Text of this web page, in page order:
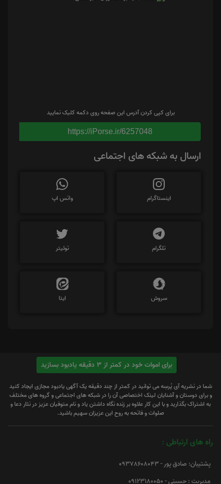
برای کپی کردن آدرس این صفحه روی دکمه کلیک نمایید
https://iPorse.ir/6257048
ارسال به شبکه های اجتماعی
اینستاگرام واتس اپ
تلگرام توئیتر
سروش ایتا
برای اموات خود در کمتر از 3 دقیقه یادبود بسازید
شما در نشریه آی پُرسِه می توانید در کمتر از چند دقیقه یک آگهی یادبود مجازی ایجاد کنید
و برای دوستان و آشنایان لینک اختصاصی آن را در شبکه های اجتماعی و گروه های مختلف
به اشتراک بگذارید و با این کار علاوه بر زنده نگاه داشتن یاد و نام متوفیان عزیز در نثار دعا و
صلوات و فاتحه به روح این عزیزان سهیم باشید.
راه های ارتباطی :
پشتیبان: صادق پور - 09378608043
مدیریت : حسینی - 09123180050